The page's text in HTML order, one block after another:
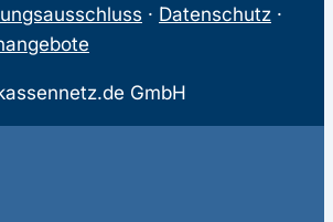
· Datenschutz ·
GmbH